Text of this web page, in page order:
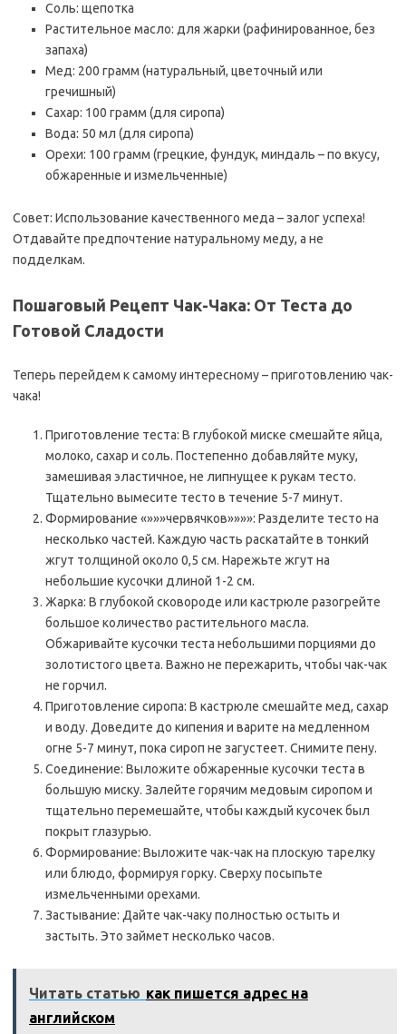
Соль: щепотка
Растительное масло: для жарки (рафинированное, без
запаха)
Мед: 200 грамм (натуральный, цветочный или
гречишный)
Сахар: 100 грамм (для сиропа)
Вода: 50 мл (для сиропа)
Орехи: 100 грамм (грецкие, фундук, миндаль – по вкусу,
обжаренные и измельченные)
Совет: Использование качественного меда – залог успеха!
Отдавайте предпочтение натуральному меду, а не
подделкам.
Пошаговый Рецепт Чак-Чака: От Теста до
Готовой Сладости
Теперь перейдем к самому интересному – приготовлению чак-
чака!
Приготовление теста: В глубокой миске смешайте яйца,
молоко, сахар и соль. Постепенно добавляйте муку,
замешивая эластичное, не липнущее к рукам тесто.
Тщательно вымесите тесто в течение 5-7 минут.
Формирование «»»»червячков»»»»: Разделите тесто на
несколько частей. Каждую часть раскатайте в тонкий
жгут толщиной около 0,5 см. Нарежьте жгут на
небольшие кусочки длиной 1-2 см.
Жарка: В глубокой сковороде или кастрюле разогрейте
большое количество растительного масла.
Обжаривайте кусочки теста небольшими порциями до
золотистого цвета. Важно не пережарить, чтобы чак-чак
не горчил.
Приготовление сиропа: В кастрюле смешайте мед, сахар
и воду. Доведите до кипения и варите на медленном
огне 5-7 минут, пока сироп не загустеет. Снимите пену.
Соединение: Выложите обжаренные кусочки теста в
большую миску. Залейте горячим медовым сиропом и
тщательно перемешайте, чтобы каждый кусочек был
покрыт глазурью.
Формирование: Выложите чак-чак на плоскую тарелку
или блюдо, формируя горку. Сверху посыпьте
измельченными орехами.
Застывание: Дайте чак-чаку полностью остыть и
застыть. Это займет несколько часов.
Читать статью как пишется адрес на
английском